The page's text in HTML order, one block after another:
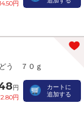
円
う ７０ｇ
円
円
カートに
追加する